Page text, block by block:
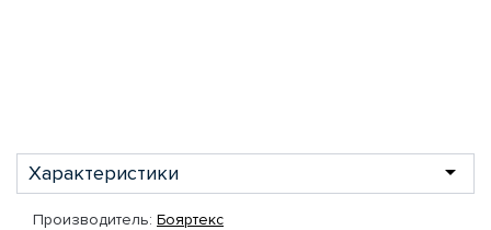
Характеристики
Производитель: Бояртекс